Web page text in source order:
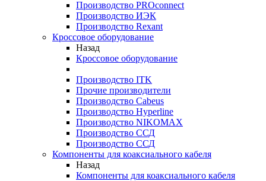
Производство PROconnect
Производство ИЭК
Производство Rexant
Кроссовое оборудование
Назад
Кроссовое оборудование
Производство ITK
Прочие производители
Производство Cabeus
Производство Hyperline
Производство NIKOMAX
Производство ССД
Производство ССД
Компоненты для коаксиального кабеля
Назад
Компоненты для коаксиального кабеля